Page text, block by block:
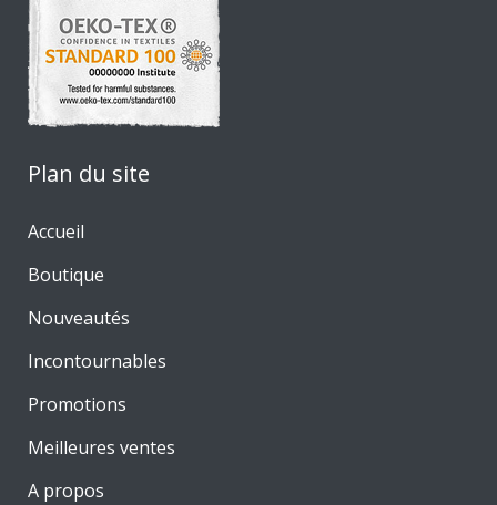
Plan du site
Accueil
Boutique
Nouveautés
Incontournables
Promotions
Meilleures ventes
A propos